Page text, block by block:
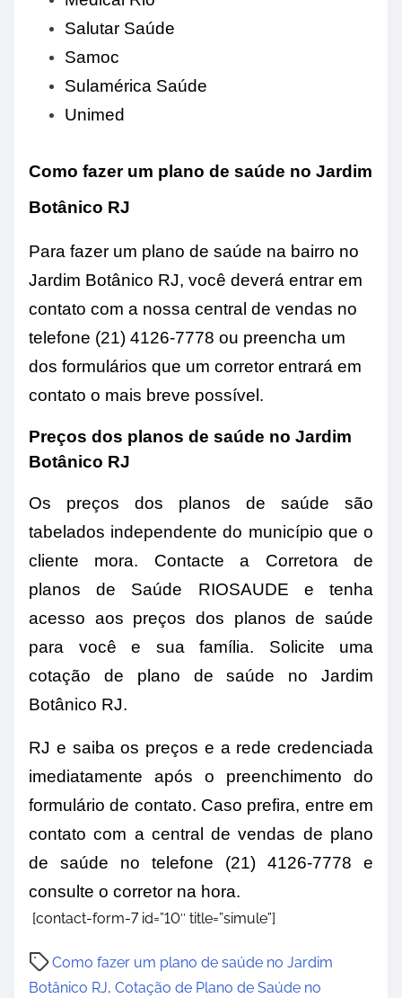
Salutar Saúde
Samoc
Sulamérica Saúde
Unimed
Como fazer um plano de saúde no Jardim
Botânico RJ
Para fazer um plano de saúde na bairro no
Jardim Botânico RJ, você deverá entrar em
contato com a nossa central de vendas no
telefone (21) 4126-7778 ou preencha um
dos formulários que um corretor entrará em
contato o mais breve possível.
Preços dos planos de saúde no Jardim
Botânico RJ
Os preços dos planos de saúde são
tabelados independente do município que o
cliente mora. Contacte a Corretora de
planos de Saúde RIOSAUDE e tenha
acesso aos preços dos planos de saúde
para você e sua família. Solicite uma
cotação de plano de saúde no Jardim
Botânico RJ.
RJ e saiba os preços e a rede credenciada
imediatamente após o preenchimento do
formulário de contato. Caso prefira, entre em
contato com a central de vendas de plano
de saúde no telefone (21) 4126-7778 e
consulte o corretor na hora.
[contact-form-7 id=”10″ title=”simule”]
Como fazer um plano de saúde no Jardim
Botânico RJ, Cotação de Plano de Saúde no
P
o